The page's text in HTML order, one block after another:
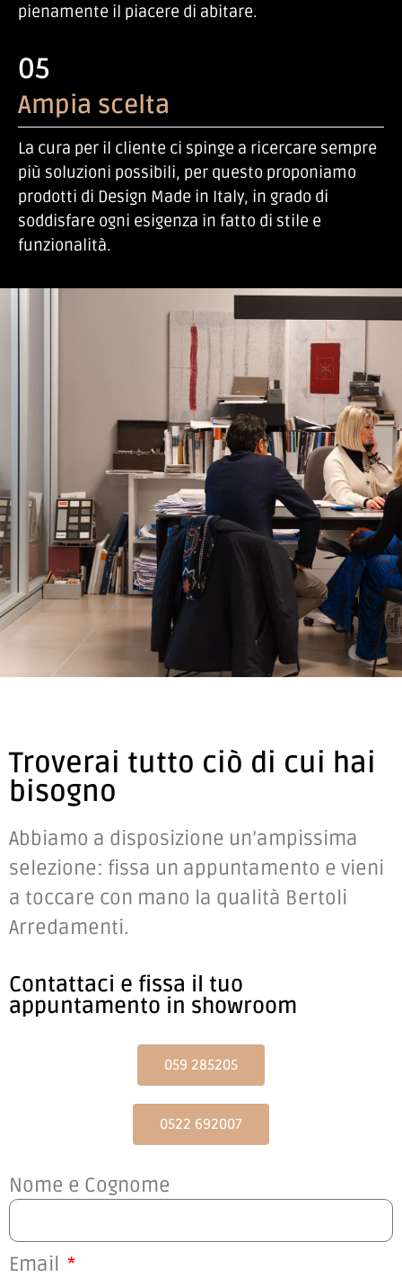
pienamente il piacere di abitare.
05
Ampia scelta
La cura per il cliente ci spinge a ricercare sempre
più soluzioni possibili, per questo proponiamo
prodotti di Design Made in Italy, in grado di
soddisfare ogni esigenza in fatto di stile e
funzionalità.
Troverai tutto ciò di cui hai
bisogno
Abbiamo a disposizione un’ampissima
selezione: fissa un appuntamento e vieni
a toccare con mano la qualità Bertoli
Arredamenti.
Contattaci e fissa il tuo
appuntamento in showroom
059 285205
0522 692007
Nome e Cognome
Email